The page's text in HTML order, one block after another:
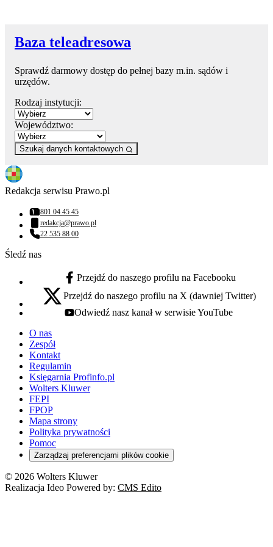
Baza teleadresowa
Sprawdź darmowy dostęp do pełnej bazy m.in. sądów i
urzędów.
Rodzaj instytucji:
Województwo:
Szukaj danych kontaktowych
Redakcja serwisu Prawo.pl
Numer telefonu:
801 04 45 45
Adres email:
redakcja@prawo.pl
Numer telefonu:
22 535 88 00
Śledź nas
facebook - otwiera się w nowej karcie
Przejdź do naszego profilu na Facebooku
x - otwiera się w nowej karcie
Przejdź do naszego profilu na X (dawniej Twitter)
youtube - otwiera się w nowej karcie
Odwiedź nasz kanał w serwisie YouTube
O nas
Zespół
Kontakt
Regulamin
Księgarnia Profinfo.pl
Wolters Kluwer
FEPI
FPOP
Mapa strony
Polityka prywatności
Pomoc
Zarządzaj preferencjami plików cookie
© 2026 Wolters Kluwer
Realizacja Ideo Powered by: CMS Edito